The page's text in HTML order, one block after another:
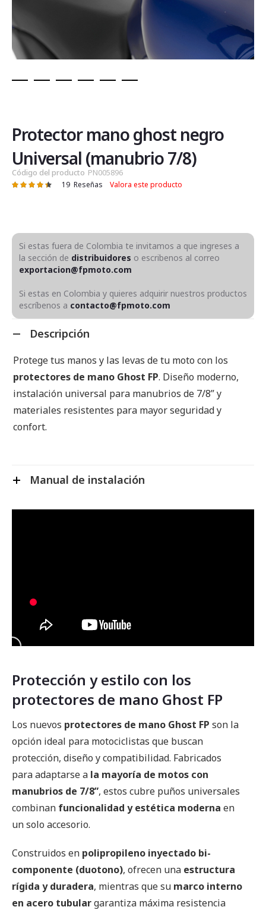
de
la
galería
de
imágenes
Protector mano ghost negro
Universal (manubrio 7/8)
Código del producto PN005896
Valoración: 19 Reseñas Valora este producto
Si estas fuera de Colombia te invitamos a que ingreses a
la sección de distribuidores o escribenos al correo
exportacion@fpmoto.com
Si estas en Colombia y quieres adquirir nuestros productos
escríbenos a contacto@fpmoto.com
Descripción
Protege tus manos y las levas de tu moto con los
protectores de mano Ghost FP. Diseño moderno,
instalación universal para manubrios de 7/8” y
materiales resistentes para mayor seguridad y
confort.
Manual de instalación
Protección y estilo con los
protectores de mano Ghost FP
Los nuevos protectores de mano Ghost FP son la
opción ideal para motociclistas que buscan
protección, diseño y compatibilidad. Fabricados
para adaptarse a la mayoría de motos con
manubrios de 7/8”, estos cubre puños universales
combinan funcionalidad y estética moderna en
un solo accesorio.
Construidos en polipropileno inyectado bi-
componente (duotono), ofrecen una estructura
rígida y duradera, mientras que su marco interno
en acero tubulargarantiza máxima resistencia